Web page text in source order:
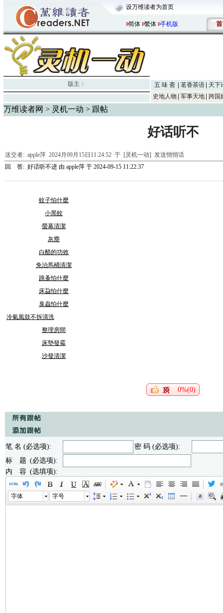
设万维读者为首页
简体 繁体 手机版 首
版主： 五 味 斋 茗香茶语
天下
史地人物
军事天地 跨国
万维读者网 > 灵机一动 > 跟帖
好话听不
送交者: apple萍 2024月09月15日11:24:52 于 [灵机一动] 发送悄悄话
回 答: 好话听不进 由 apple萍 于 2024-09-15 11:22:37
蚊子怕什麼
小黑蚊
螢幕清潔
灰塵
白醋的功效
免治馬桶清潔
跳蚤怕什麼
床蝨怕什麼
臭蟲怕什麼
冷氣風鼓不拆清洗
整理房間
床墊發霉
沙發清潔
0%(0)
笔 名 (必选项):
密 码 (必选项):
标 题 (必选项):
内 容 (选填项):
字体 字号